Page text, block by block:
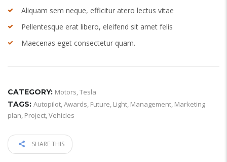
Aliquam sem neque, efficitur atero lectus vitae
Pellentesque erat libero, eleifend sit amet felis
Maecenas eget consectetur quam.
CATEGORY: Motors,Tesla
TAGS: Autopilot,Awards, Future, Light, Management, Marketing
plan, Project,Vehicles
SHARE THIS